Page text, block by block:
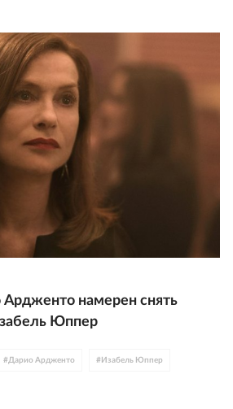
намерен снять
Юппер
# Дарио Ардженто # Изабель Юппер